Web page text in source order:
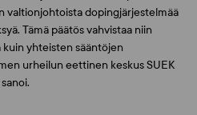
valtionjohtoista dopingjärjestelmää
Tämä päätös vahvistaa niin
yhteisten sääntöjen
urheilun eettinen keskus SUEK
sanoi.